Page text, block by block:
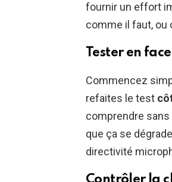
fournir un effort
comme il faut,
Tester en
Commencez
refaites le test
comprendre sans
que ça se
directivité